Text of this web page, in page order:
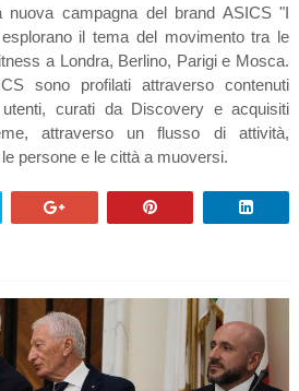
nuova campagna del brand ASICS "I
il tema del movimento tra le
a Londra, Berlino, Parigi e Mosca.
sono profilati attraverso contenuti
utenti, curati da Discovery e acquisiti
attraverso un flusso di attività,
persone e le città a muoversi.